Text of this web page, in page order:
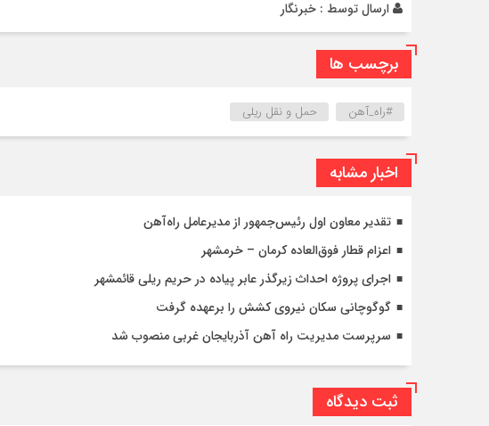
ارسال توسط : خبرنگار
برچسب ها
#راه_آهن حمل و نقل ریلی
اخبار مشابه
تقدیر معاون اول رئیس‌جمهور از مدیرعامل راه‌آهن
اعزام قطار فوق‌العاده کرمان – خرمشهر
اجرای پروژه احداث زیرگذر عابر پیاده در حریم ریلی قائمشهر
گوگوچانی سکان نیروی کشش را برعهده گرفت
سرپرست مدیریت راه آهن آذربایجان غربی منصوب شد
ثبت دیدگاه